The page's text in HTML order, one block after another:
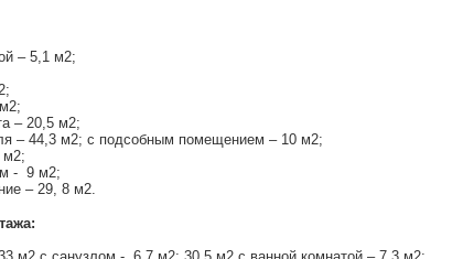
– 5,1 м2;
– 20,5 м2;
– 44,3 м2; с подсобным помещением – 10 м2;
м2;
- 9 м2;
– 29, 8 м2.